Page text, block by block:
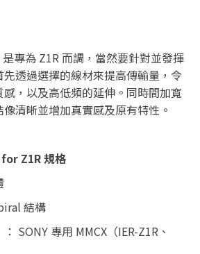
是專為 Z1R 而調，當然要針對並發揮
透過選擇的線材來提高傳輸量，令
，以及高低頻的延伸。同時間加寬
清晰並增加真實感及原有特性。
for Z1R規格
結構
SONY 專用 MMCX（IER-Z1R、